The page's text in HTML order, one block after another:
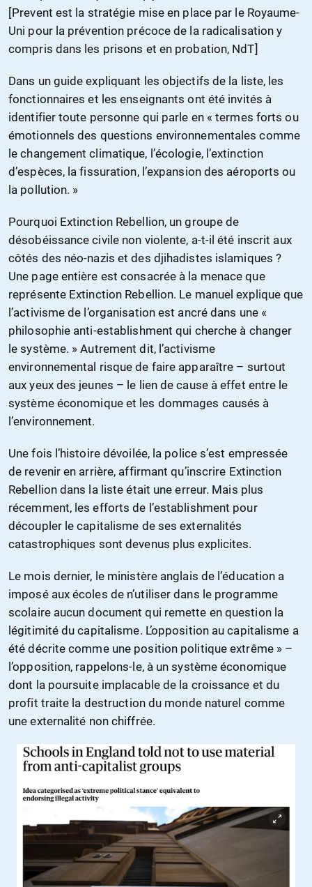
[Prevent est la stratégie mise en place par le Royaume-
Uni pour la prévention précoce de la radicalisation y
compris dans les prisons et en probation, NdT]
Dans un guide expliquant les objectifs de la liste, les
fonctionnaires et les enseignants ont été invités à
identifier toute personne qui parle en « termes forts ou
émotionnels des questions environnementales comme
le changement climatique, l’écologie, l’extinction
d’espèces, la fissuration, l’expansion des aéroports ou
la pollution. »
Pourquoi Extinction Rebellion, un groupe de
désobéissance civile non violente, a-t-il été inscrit aux
côtés des néo-nazis et des djihadistes islamiques ?
Une page entière est consacrée à la menace que
représente Extinction Rebellion. Le manuel explique que
l’activisme de l’organisation est ancré dans une «
philosophie anti-establishment qui cherche à changer
le système. » Autrement dit, l’activisme
environnemental risque de faire apparaître – surtout
aux yeux des jeunes – le lien de cause à effet entre le
système économique et les dommages causés à
l’environnement.
Une fois l’histoire dévoilée, la police s’est empressée
de revenir en arrière, affirmant qu’inscrire Extinction
Rebellion dans la liste était une erreur. Mais plus
récemment, les efforts de l’establishment pour
découpler le capitalisme de ses externalités
catastrophiques sont devenus plus explicites.
Le mois dernier, le ministère anglais de l’éducation a
imposé aux écoles de n’utiliser dans le programme
scolaire aucun document qui remette en question la
légitimité du capitalisme. L’opposition au capitalisme a
été décrite comme une position politique extrême » –
l’opposition, rappelons-le, à un système économique
dont la poursuite implacable de la croissance et du
profit traite la destruction du monde naturel comme
une externalité non chiffrée.